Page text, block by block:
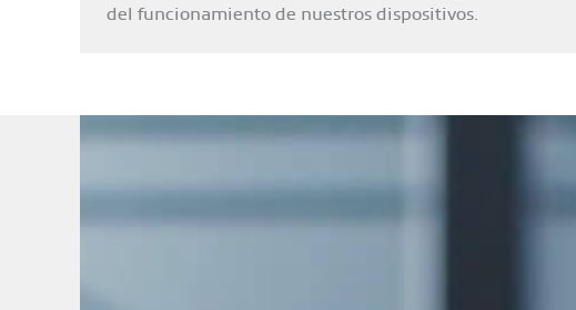
del funcionamiento de nuestros dispositivos.